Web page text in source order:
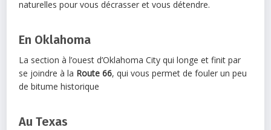
naturelles pour vous décrasser et vous détendre.
En Oklahoma
La section à l’ouest d’Oklahoma City qui longe et finit par
se joindre à la Route 66, qui vous permet de fouler un peu
de bitume historique
Au Texas